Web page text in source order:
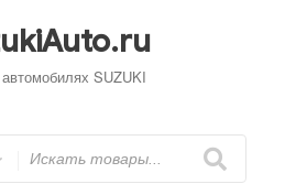
SUZUKI